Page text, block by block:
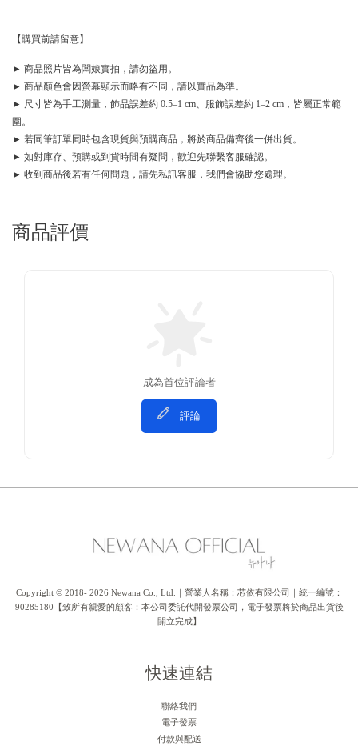
【購買前請留意】
► 商品照片皆為闆娘實拍，請勿盜用。
► 商品顏色會因螢幕顯示而略有不同，請以實品為準。
► 尺寸皆為手工測量，飾品誤差約 0.5–1 cm、服飾誤差約 1–2 cm，皆屬正常範
圍。
► 若同筆訂單同時包含現貨與預購商品，將於商品備齊後一併出貨。
► 如對庫存、預購或到貨時間有疑問，歡迎先聯繫客服確認。
► 收到商品後若有任何問題，請先私訊客服，我們會協助您處理。
商品評價
成為首位評論者
評論
Copyright © 2018- 2026 Newana Co., Ltd.｜營業人名稱：芯依有限公司｜統一編號：
90285180【致所有親愛的顧客：本公司委託代開發票公司，電子發票將於商品出貨後
開立完成】
快速連結
聯絡我們
電子發票
付款與配送